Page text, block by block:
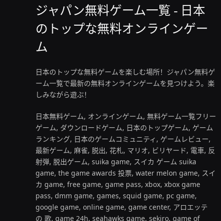
ジャパン無料ゲーム一覧 - 日本
のトップな無料オンラインゲー
ム
日本のトップな無料ゲームを楽しむ場所！ジャパン無料ゲ
ーム一覧で最新の無料オンラインゲームを見つけよう。楽
しみながら遊ぶ！
日本無料ゲーム, オンラインゲーム, 無料ゲーム一覧フリー
ゲーム, ダウンロードゲーム, 日本のトップゲーム, ゲーム
ランキング, 日本のゲームコミュニティ, ゲームレビュー,
最新ゲーム, 麻雀, 脱出, 花札, マリオ, ビリヤード, 電車, 反
射弾, 脱出ゲーム, suika game, スイカ ゲーム suika
game, the game awards 投票, water melon game, スイ
カ game, free game, game pass, xbox, xbox game
pass, dmm game, games, squid game, pc game,
google game, online game, game center, アロエッテ
の 歌, game 24h, seahawks game, sekiro, game of